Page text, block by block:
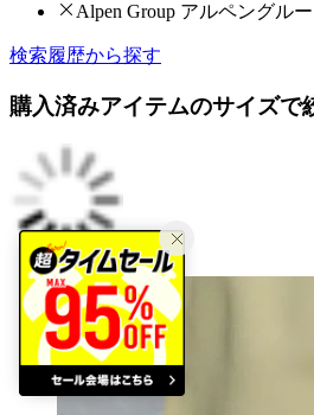
Alpen Group アルペングル
検索履歴から探す
購入済みアイテムのサイズで